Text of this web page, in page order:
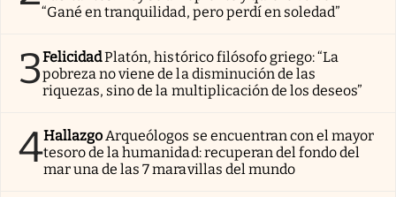
“Gané en tranquilidad, pero perdí en soledad”
3FelicidadPlatón, histórico filósofo griego: “La
pobreza no viene de la disminución de las
riquezas, sino de la multiplicación de los deseos”
4HallazgoArqueólogos se encuentran con el mayor
tesoro de la humanidad: recuperan del fondo del
mar una de las 7 maravillas del mundo